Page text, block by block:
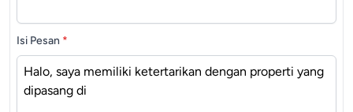
Isi Pesan *